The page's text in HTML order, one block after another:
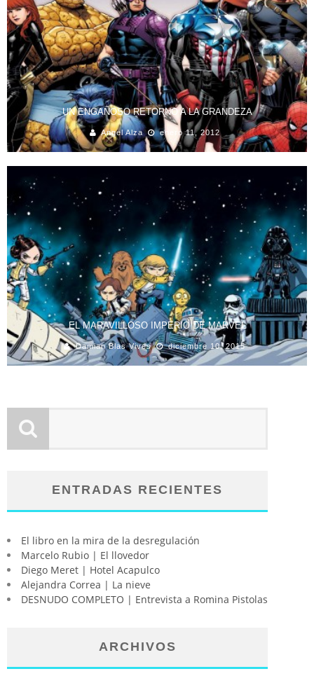
UN ENGAÑOSO RETORNO A LA GRANDEZA
Angel Alza enero 11, 2012
EL MARAVILLOSO IMPERIO DE MARVEL
Damian Blas Vives diciembre 10, 2015
ENTRADAS RECIENTES
El libro en la mira de la desregulación
Marcelo Rubio | El llovedor
Diego Meret | Hotel Acapulco
Alejandra Correa | La nieve
DESNUDO COMPLETO | Entrevista a Romina Pistolas
ARCHIVOS